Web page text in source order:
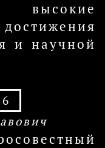
и научной